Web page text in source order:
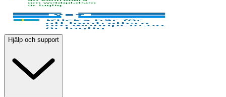
Hjälp och support